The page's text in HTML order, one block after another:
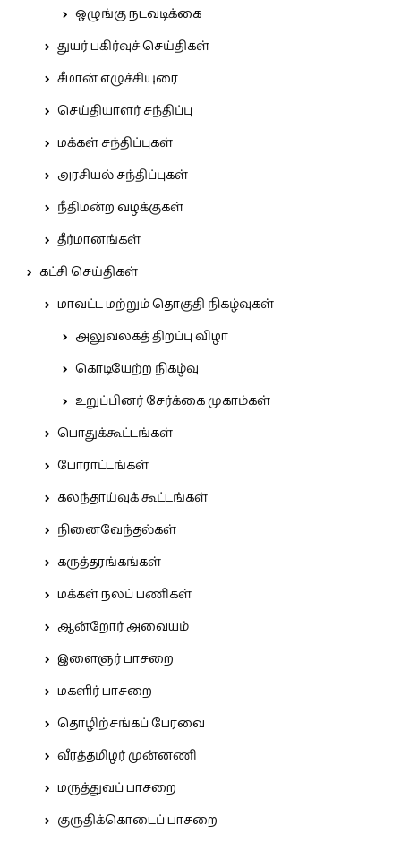
ஒழுங்கு நடவடிக்கை
துயர் பகிர்வுச் செய்திகள்
சீமான் எழுச்சியுரை
செய்தியாளர் சந்திப்பு
மக்கள் சந்திப்புகள்
அரசியல் சந்திப்புகள்
நீதிமன்ற வழக்குகள்
தீர்மானங்கள்
கட்சி செய்திகள்
மாவட்ட மற்றும் தொகுதி நிகழ்வுகள்
அலுவலகத் திறப்பு விழா
கொடியேற்ற நிகழ்வு
உறுப்பினர் சேர்க்கை முகாம்கள்
பொதுக்கூட்டங்கள்
போராட்டங்கள்
கலந்தாய்வுக் கூட்டங்கள்
நினைவேந்தல்கள்
கருத்தரங்கங்கள்
மக்கள் நலப் பணிகள்
ஆன்றோர் அவையம்
இளைஞர் பாசறை
மகளிர் பாசறை
தொழிற்சங்கப் பேரவை
வீரத்தமிழர் முன்னணி
மருத்துவப் பாசறை
குருதிக்கொடைப் பாசறை